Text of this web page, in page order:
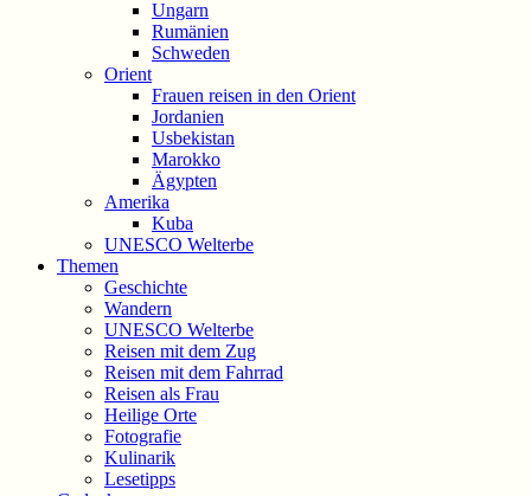
Ungarn
Rumänien
Schweden
Orient
Frauen reisen in den Orient
Jordanien
Usbekistan
Marokko
Ägypten
Amerika
Kuba
UNESCO Welterbe
Themen
Geschichte
Wandern
UNESCO Welterbe
Reisen mit dem Zug
Reisen mit dem Fahrrad
Reisen als Frau
Heilige Orte
Fotografie
Kulinarik
Lesetipps